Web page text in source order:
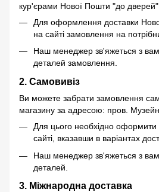
кур'єрами Нової Пошти "до дверей".
Для оформлення доставки
на сайті замовлення на
Наш менеджер зв'яжеться з
деталей замовлення.
2. Самовивіз
Ви можете забрати замовлення
магазину за адресою: пров.
Для цього необхідно
сайті, вказавши в варіантах
Наш менеджер зв'яжеться з
деталей.
3. Міжнародна доставка